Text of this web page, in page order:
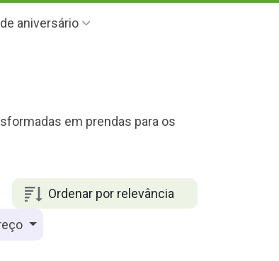
aniversário
em prendas para os
Ordenar por relevância